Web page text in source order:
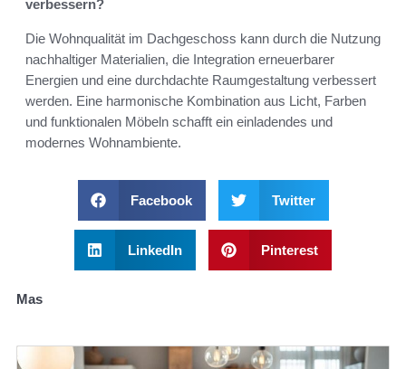
verbessern?
Die Wohnqualität im Dachgeschoss kann durch die Nutzung
nachhaltiger Materialien, die Integration erneuerbarer
Energien und eine durchdachte Raumgestaltung verbessert
werden. Eine harmonische Kombination aus Licht, Farben
und funktionalen Möbeln schafft ein einladendes und
modernes Wohnambiente.
Facebook Twitter
LinkedIn Pinterest
Mas